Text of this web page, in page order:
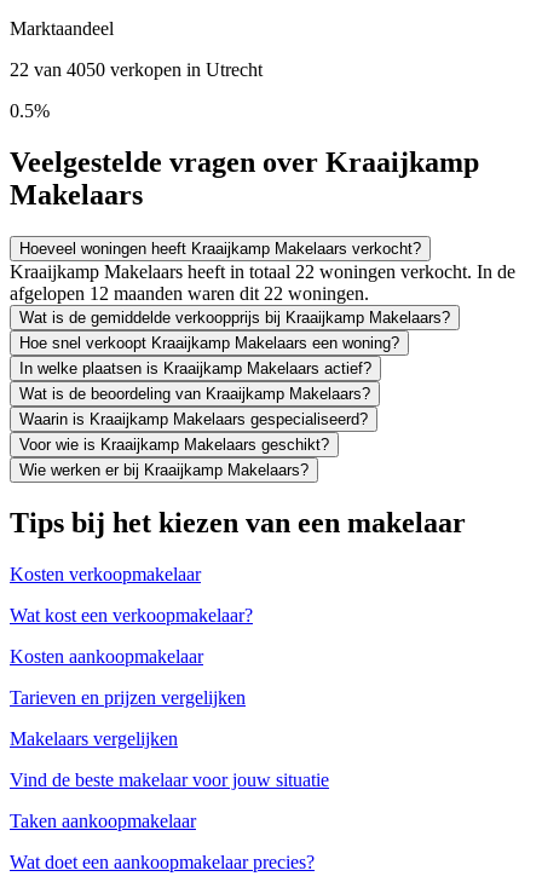
Marktaandeel
22 van 4050 verkopen in Utrecht
0.5%
Veelgestelde vragen over Kraaijkamp
Makelaars
Hoeveel woningen heeft Kraaijkamp Makelaars verkocht?
Kraaijkamp Makelaars heeft in totaal 22 woningen verkocht. In de
afgelopen 12 maanden waren dit 22 woningen.
Wat is de gemiddelde verkoopprijs bij Kraaijkamp Makelaars?
Hoe snel verkoopt Kraaijkamp Makelaars een woning?
In welke plaatsen is Kraaijkamp Makelaars actief?
Wat is de beoordeling van Kraaijkamp Makelaars?
Waarin is Kraaijkamp Makelaars gespecialiseerd?
Voor wie is Kraaijkamp Makelaars geschikt?
Wie werken er bij Kraaijkamp Makelaars?
Tips bij het kiezen van een makelaar
Kosten verkoopmakelaar
Wat kost een verkoopmakelaar?
Kosten aankoopmakelaar
Tarieven en prijzen vergelijken
Makelaars vergelijken
Vind de beste makelaar voor jouw situatie
Taken aankoopmakelaar
Wat doet een aankoopmakelaar precies?